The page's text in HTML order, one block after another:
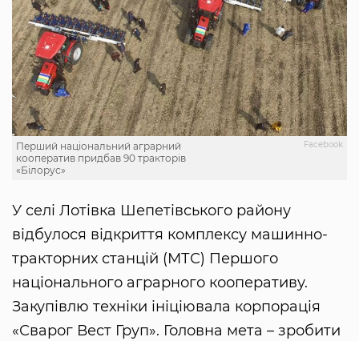
Facebook
Перший національний аграрний
кооператив придбав 90 тракторів
«Білорус»
У селі Лотівка Шепетівського району
відбулося відкриття комплексу машинно-
тракторних станцій (МТС) Першого
національного аграрного кооперативу.
Закупівлю техніки ініціювала корпорація
«Сварог Вест Груп». Головна мета – зробити